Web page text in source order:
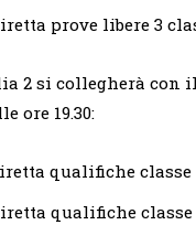
prove libere 3
2 si collegherà con
ore 19.30:
qualifiche classe
qualifiche classe